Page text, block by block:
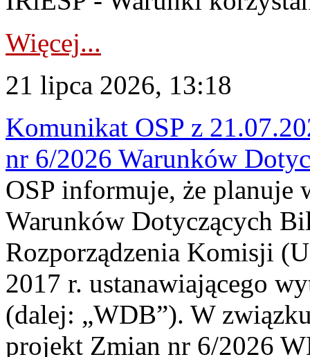
Więcej...
21 lipca 2026, 13:18
Komunikat OSP z
nr 6/2026 Warunków
OSP informuje, że planuje
Warunków Dotyczących
Rozporządzenia Komisji
2017 r. ustanawiającego
(dalej: „WDB”). W
projekt Zmian nr 6/2026